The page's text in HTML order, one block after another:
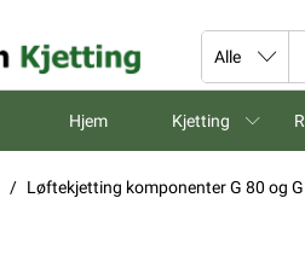
Hjem Kjetting
Løftekjetting komponenter G 80 og